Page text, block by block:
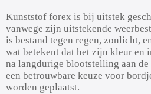
Kunststof forex is bij uitstek
vanwege zijn uitstekende
is bestand tegen regen, zonlicht,
wat betekent dat het zijn kleur en
na langdurige blootstelling aan
een betrouwbare keuze voor
worden geplaatst.